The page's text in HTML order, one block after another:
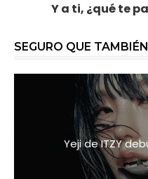
Y a ti, ¿qué te
SEGURO QUE
Yeji de ITZY